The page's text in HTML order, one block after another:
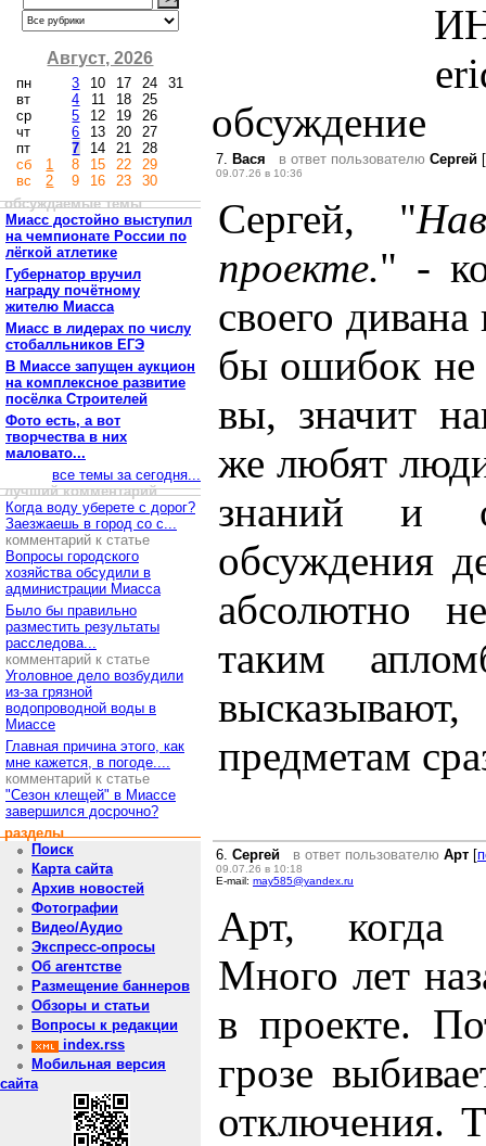
Август, 2026
пн
вт
ср
чт
пт
сб
вс
1
2
3
4
5
6
7
8
9
10
11
12
13
14
15
16
17
18
19
20
21
22
23
24
25
26
27
28
29
30
31
обсуждаемые темы
Миасс достойно выступил
на чемпионате России по
лёгкой атлетике
Губернатор вручил
награду почётному
жителю Миасса
Миасс в лидерах по числу
стобалльников ЕГЭ
В Миассе запущен аукцион
на комплексное развитие
посёлка Строителей
Фото есть, а вот
творчества в них
маловато...
все темы за сегодня...
лучший комментарий
Когда воду уберете с дорог?
Заезжаешь в город со с...
комментарий к статье
Вопросы городского
хозяйства обсудили в
администрации Миасса
Было бы правильно
разместить результаты
расследова...
комментарий к статье
Уголовное дело возбудили
из-за грязной
водопроводной воды в
Миассе
Главная причина этого, как
мне кажется, в погоде....
комментарий к статье
"Сезон клещей" в Миассе
завершился досрочно?
разделы
Поиск
Карта сайта
Архив новостей
Фотографии
Видео/Аудио
Экспресс-опросы
Об агентстве
Размещение баннеров
Обзоры и статьи
Вопросы к редакции
index.rss
Мобильная версия
сайта
обсуждение
7. Вася в ответ пользователю Сергей [
09.07.26 в 10:36
Сергей, "
проекте." -
своего
бы ошибок не
вы, значит
же любят
знаний и
обсуждения
абсолютно
таким
предметам
6. Сергей в ответ пользователю Арт [
09.07.26 в 10:18
E-mail: may585@yandex.ru
Арт, когда
Много лет
в проекте.
грозе
отключения.